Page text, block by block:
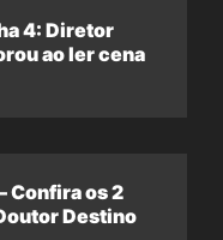
4: Diretor
ao ler cena
Confira os 2
Destino